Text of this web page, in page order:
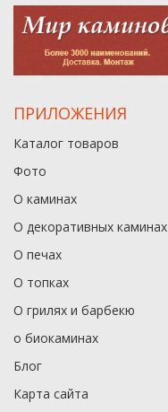
ПРИЛОЖЕНИЯ
Каталог товаров
Фото
О каминах
О декоративных каминах
О печах
О топках
О грилях и барбекю
о биокаминах
Блог
Карта сайта